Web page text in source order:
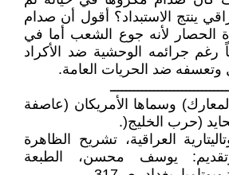
ينتج الاستبداد؟ أقول أن صدام
الحصار لأنه جوع الشعب أما في
رغم جرائمه الوحشية ضد الأكراد
ضد الحريات العامة.
وسماها الأمريكان (عاصفة
(حرب الخليج(.
العراقية، تشريح الظاهرة
يوسف محسن، الطبعة